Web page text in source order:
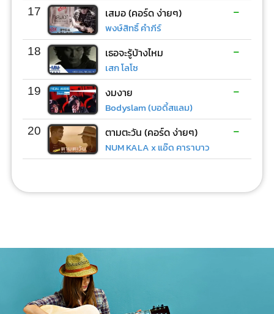
17 เสมอ (คอร์ด ง่ายๆ)
พงษ์สิทธิ์ คำภีร์
-
18 เธอจะรู้บ้างไหม
เสก โลโซ
-
19 งมงาย
Bodyslam (บอดี้สแลม)
-
20 ตามตะวัน (คอร์ด ง่ายๆ)
NUM KALA x แอ๊ด คาราบาว
-